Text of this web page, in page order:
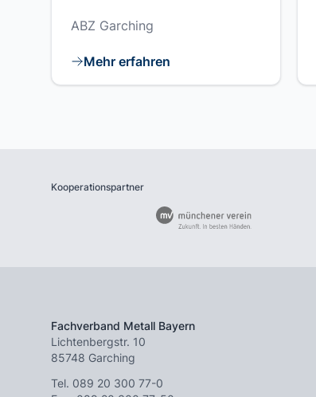
ABZ Garching
Mehr erfahren
Kooperationspartner
Fachverband Metall Bayern
Lichtenbergstr. 10
85748 Garching
Tel. 089 20 300 77-0